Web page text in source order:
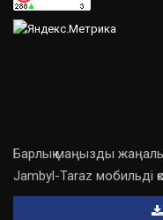
Барлық маңызды
Jambyl-Taraz мобильді